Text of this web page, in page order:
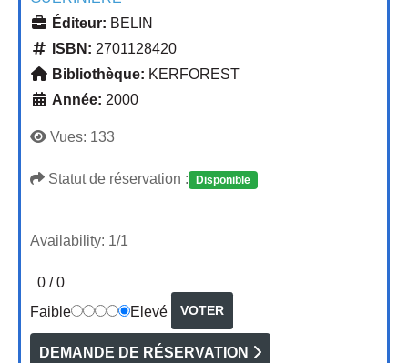
Éditeur: BELIN
ISBN: 2701128420
Bibliothèque: KERFOREST
Année: 2000
Vues: 133
Statut de réservation : Disponible
Availability: 1/1
0 /0
Faible
Elevé
DEMANDE DE RÉSERVATION